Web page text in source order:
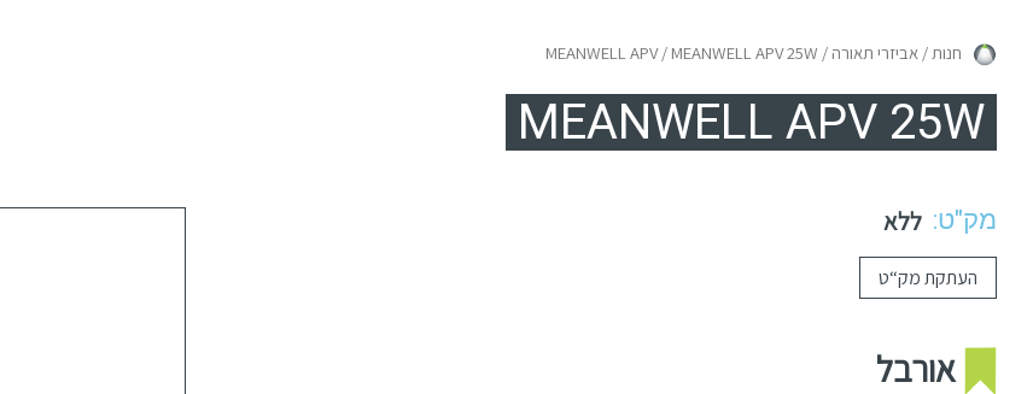
חנות/אביזרי תאורה /
MEANWELL APV/ MEANWELL APV 25W
MEANWELL APV 25W
מק"ט: ללא
העתקת מק“ט
אורבל